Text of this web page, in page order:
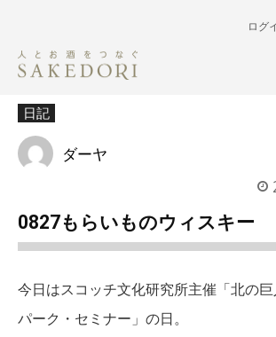
ログ
日記
ダーヤ
0827もらいものウィスキー
今日はスコッチ文化研究所主催「北の
パーク・セミナー」の日。